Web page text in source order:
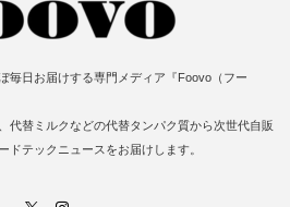
毎日お届けする専門メディア『Foovo（フー
代替ミルクなどの代替タンパク質から次世代自販
ドテックニュースをお届けします。